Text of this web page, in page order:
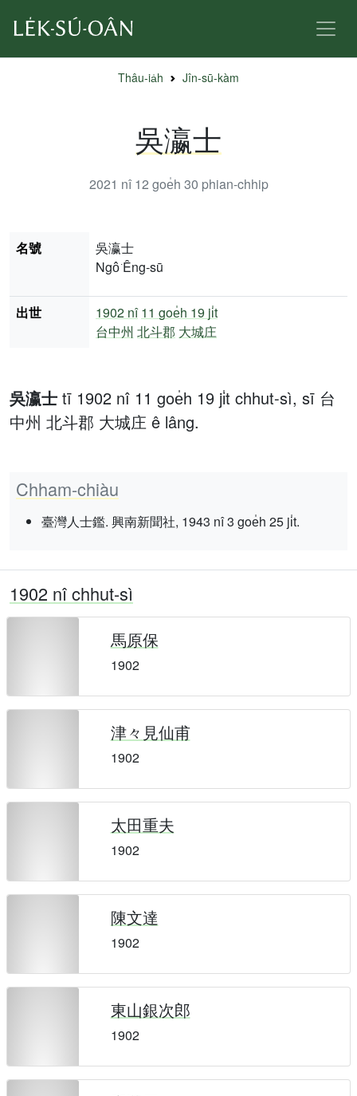
Thâu-ia̍h Jîn-sū-kàm
吳瀛士
2021 nî 12 goe̍h 30 phian-chhip
吳瀛士 tī 1902 nî 11 goe̍h 19 ji̍t chhut-sì, sī 台
中州 北斗郡 大城庄 ê lâng.
Chham-chiàu
臺灣人士鑑. 興南新聞社, 1943 nî 3 goe̍h 25 ji̍t.
名號
吳瀛士
Ngô͘ Êng-sū
出世 1902 nî 11 goe̍h 19 ji̍t
台中州 北斗郡 大城庄
1902 nî chhut-sì
馬原保
1902
津々見仙甫
1902
太田重夫
1902
陳文達
1902
東山銀次郎
1902